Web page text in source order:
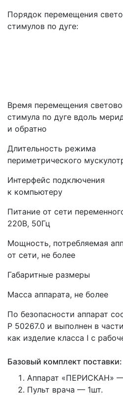
Порядок перемещения
стимулов по дуге:
Время перемещения
стимула по дуге вдоль
и обратно
Длительность режима
периметрического
Интерфейс подключения
к компьютеру
Питание от сети
220В, 50Гц
Мощность, потребляемая
от сети, не более
Габаритные размеры
Масса аппарата, не более
По безопасности аппарат
Р 50267.0 и выполнен в
как изделие класса I с
Базовый комплект поставки:
Аппарат «ПЕРИСКАН»
Пульт врача — 1шт.